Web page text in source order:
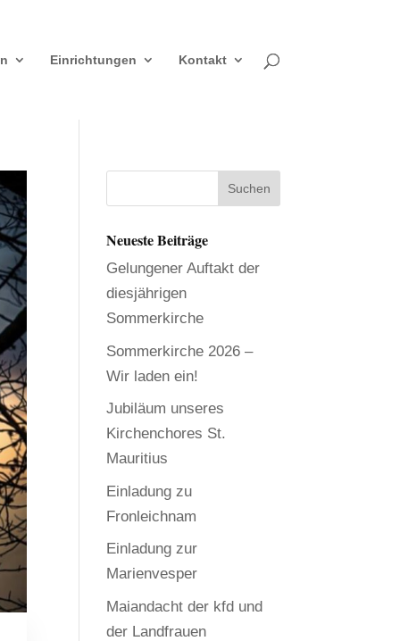
Einrichtungen Kontakt
Neueste Beiträge
Gelungener Auftakt der
diesjährigen
Sommerkirche
Sommerkirche 2026 –
Wir laden ein!
Jubiläum unseres
Kirchenchores St.
Mauritius
Einladung zu
Fronleichnam
Einladung zur
Marienvesper
Maiandacht der kfd und
der Landfrauen